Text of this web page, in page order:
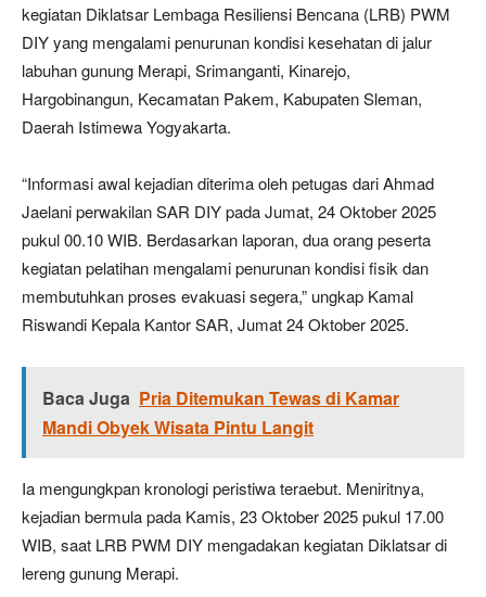
kegiatan Diklatsar Lembaga Resiliensi Bencana (LRB) PWM
DIY yang mengalami penurunan kondisi kesehatan di jalur
labuhan gunung Merapi, Srimanganti, Kinarejo,
Hargobinangun, Kecamatan Pakem, Kabupaten Sleman,
Daerah Istimewa Yogyakarta.
“Informasi awal kejadian diterima oleh petugas dari Ahmad
Jaelani perwakilan SAR DIY pada Jumat, 24 Oktober 2025
pukul 00.10 WIB. Berdasarkan laporan, dua orang peserta
kegiatan pelatihan mengalami penurunan kondisi fisik dan
membutuhkan proses evakuasi segera,” ungkap Kamal
Riswandi Kepala Kantor SAR, Jumat 24 Oktober 2025.
Baca Juga Pria Ditemukan Tewas di Kamar
Mandi Obyek Wisata Pintu Langit
Ia mengungkpan kronologi peristiwa teraebut. Meniritnya,
kejadian bermula pada Kamis, 23 Oktober 2025 pukul 17.00
WIB, saat LRB PWM DIY mengadakan kegiatan Diklatsar di
lereng gunung Merapi.